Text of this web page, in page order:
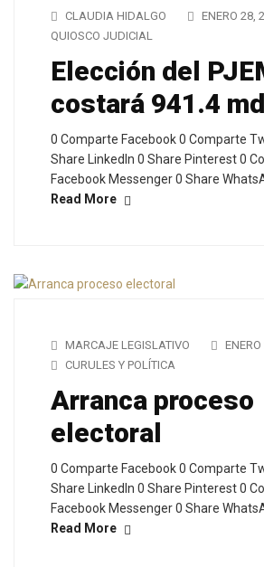
CLAUDIA HIDALGO
ENERO 28,
QUIOSCO JUDICIAL
Elección del
costará 941.4
0 Comparte Facebook 0 Comparte
Share LinkedIn 0 Share Pinterest 0
Facebook Messenger 0 Share
Read More
MARCAJE LEGISLATIVO
CURULES Y POLÍTICA
Arranca proceso
electoral
0 Comparte Facebook 0 Comparte
Share LinkedIn 0 Share Pinterest 0
Facebook Messenger 0 Share
Read More